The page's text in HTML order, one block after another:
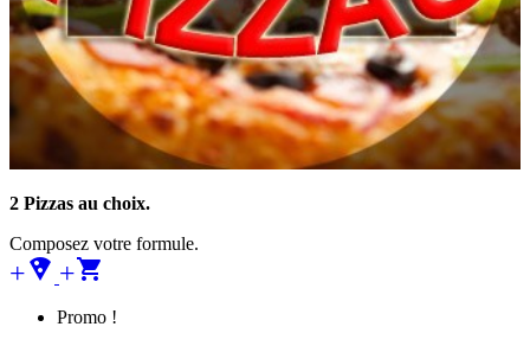
2 Pizzas au choix.
Composez votre formule.
+local_pizza +
Promo !